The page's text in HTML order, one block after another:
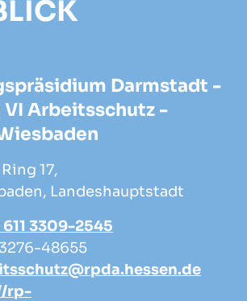
Darmstadt -
Arbeitsschutz -
17,
Landeshauptstadt
611 3309-2545
3276-48655
rp-